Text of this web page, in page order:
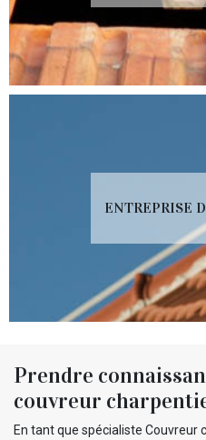
ENTREPRISE
Prendre
couvreur
En tant que spécialiste Couvreur